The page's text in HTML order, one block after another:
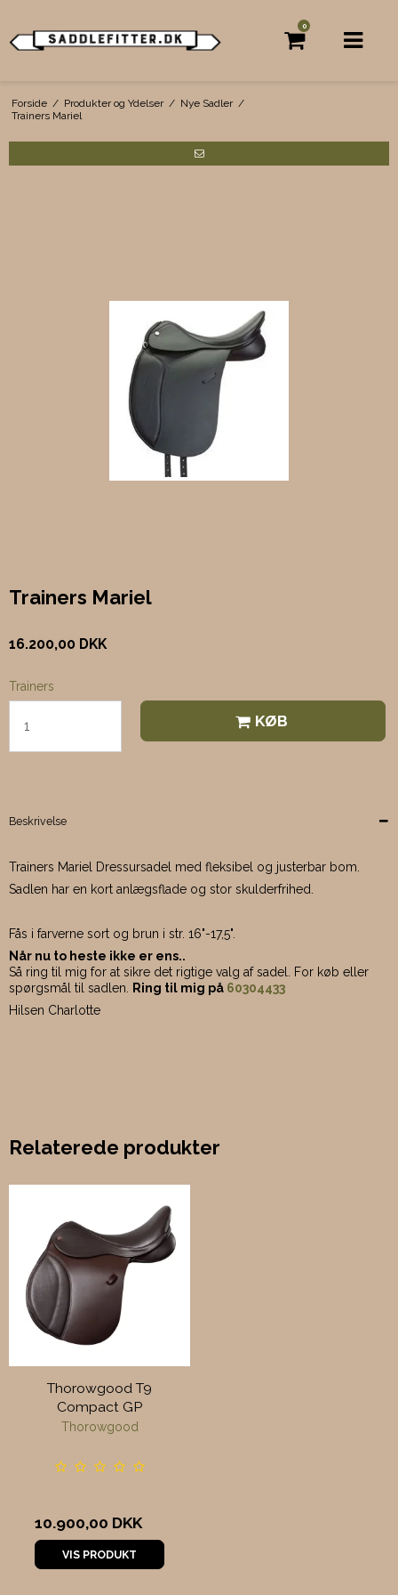
0
Forside / Produkter og Ydelser / Nye Sadler /
Trainers Mariel
Trainers Mariel
16.200,00 DKK
Trainers
KØB
Beskrivelse
Trainers Mariel Dressursadel med fleksibel og justerbar bom.
Sadlen har en kort anlægsflade og stor skulderfrihed.
Fås i farverne sort og brun i str. 16"-17,5".
Når nu to heste ikke er ens..
Så ring til mig for at sikre det rigtige valg af sadel. For køb eller
spørgsmål til sadlen.
Ring til mig på 60304433
Hilsen Charlotte
Relaterede produkter
Thorowgood T9
Compact GP
Thorowgood
10.900,00 DKK
VIS PRODUKT